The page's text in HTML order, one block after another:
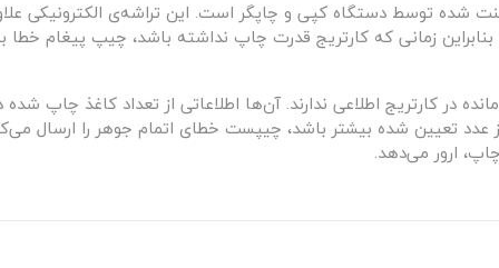
شده توسط دستگاه کپی و چاپگر است. این تراشه‌ی الکترونیکی
زمانی که کارتریج قدرت چاپ نداشته باشد، چیپ پیغام
در کارتریج اطلاعی ندارند. آن‌ها اطلاعاتی از تعداد کاغذ چاپ شده
عدد تعیین شده بیشتر باشد، چیپست خطای اتمام جوهر را ارسال
ارور می‌دهد.